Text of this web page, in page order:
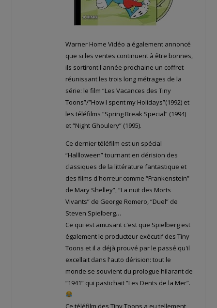
Warner Home Vidéo a également annoncé
que si les ventes continuent à être bonnes,
ils sortiront l'année prochaine un coffret
réunissant les trois long métrages de la
série: le film “Les Vacances des Tiny
Toons”/”How I spent my Holidays”(1992) et
les téléfilms “Spring Break Special” (1994)
et “Night Ghoulery” (1995).
Ce dernier téléfilm est un spécial
“Hallloween” tournant en dérision des
classiques de la littérature fantastique et
des films d'horreur comme “Frankenstein”
de Mary Shelley”, “La nuit des Morts
Vivants” de George Romero, “Duel” de
Steven Spielberg…
Ce qui est amusant c'est que Spielberg est
également le producteur exécutif des Tiny
Toons et il a déjà prouvé par le passé qu'il
excellait dans l'auto dérision: tout le
monde se souvient du prologue hilarant de
“1941” qui pastichait “Les Dents de la Mer”.
Ce téléfilm des Tiny Toons a eu tellement